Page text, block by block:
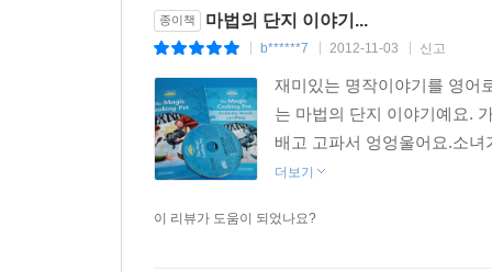
종이책 마법의 단지 이야기...
b******7 2012-11-03 신고
재미있는 명작이야기를 영어
는 마법의 단지 이야기예요.
배고 고파서 엉엉울어요.소
더보기
이 리뷰가 도움이 되었나요?